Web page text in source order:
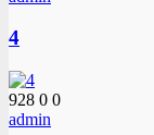
4
928 0 0
admin